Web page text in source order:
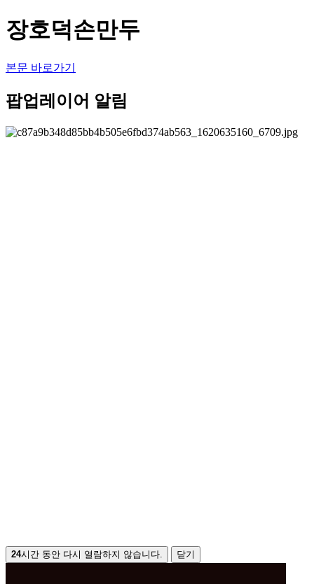
장호덕손만두
본문 바로가기
팝업레이어 알림
24시간 동안 다시 열람하지 않습니다. 닫기